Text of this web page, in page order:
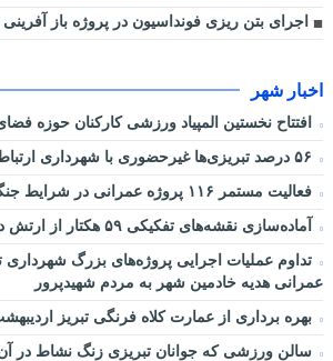
اجرای بتن ریزی فونداسیون در پروژه باز
اخبار شهر
افتتاح نخستین المپیاد ورزشی کارکنان حوزه
فعالیت مستمر ۱۱۶ پروژه عمرانی در شرایط جنگی
آماده‌سازی نقشه‌های تفکیکی ۵۹ هکتار از ارتش در کمربندی میانی
تداوم عملیات اجرایی پروژه‌های بزرگ شهرداری
عمرانی هدیه خادمین شهر به مردم شهیدپرور
بهره برداری از عمارت کلاه فرنگی تبریز
سالن ورزشی که جوانان تبریزی زنگ نشاط در آن